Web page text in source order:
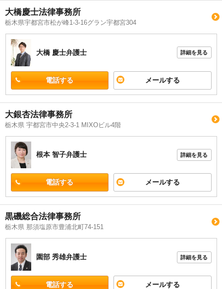
大橋慶士法律事務所
栃木県宇都宮市松が峰1-3-16グラン宇都宮304
大橋 慶士弁護士 詳細を見る
電話する メールする
大銀杏法律事務所
栃木県 宇都宮市中央2-3-1 MIXOビル4階
根本 智子弁護士 詳細を見る
電話する メールする
黒磯総合法律事務所
栃木県 那須塩原市豊浦北町74-151
園部 秀雄弁護士 詳細を見る
電話する メールする